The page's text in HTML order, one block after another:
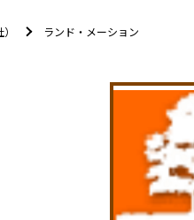
ランド・メーション